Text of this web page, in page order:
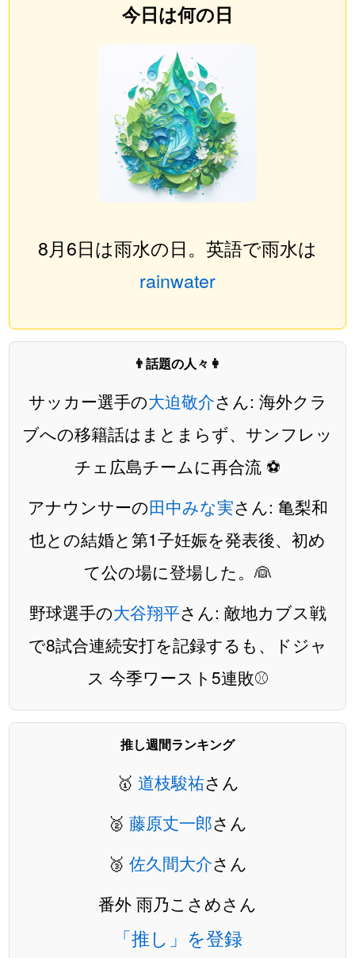
今日は何の日
8月6日は雨水の日。英語で雨水は
rainwater
👨話題の人々👩
サッカー選手の大迫敬介さん: 海外クラ
ブへの移籍話はまとまらず、サンフレッ
チェ広島チームに再合流 ⚽️
アナウンサーの田中みな実さん: 亀梨和
也との結婚と第1子妊娠を発表後、初め
て公の場に登場した。👰
野球選手の大谷翔平さん: 敵地カブス戦
で8試合連続安打を記録するも、ドジャ
ス 今季ワースト5連敗⚾️
推し週間ランキング
🥇 道枝駿祐さん
🥈 藤原丈一郎さん
🥉 佐久間大介さん
番外 雨乃こさめさん
「推し」を登録